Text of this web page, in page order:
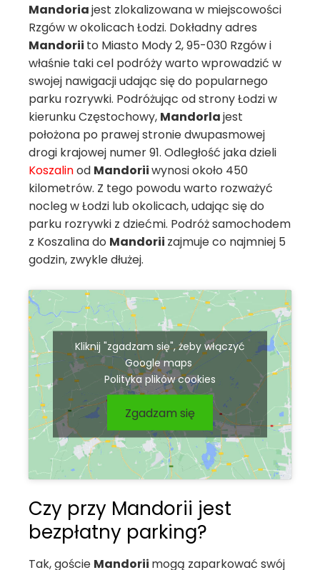
Mandoriajest zlokalizowana w miejscowości
Rzgów w okolicach Łodzi. Dokładny adres
Mandorii to Miasto Mody 2, 95-030 Rzgów i
właśnie taki cel podróży warto wprowadzić w
swojej nawigacji udając się do popularnego
parku rozrywki. Podróżując od strony Łodzi w
kierunku Częstochowy, Mandorlajest
położona po prawej stronie dwupasmowej
drogi krajowej numer 91. Odległość jaka dzieli
Koszalinod Mandoriiwynosi około 450
kilometrów. Z tego powodu warto rozważyć
nocleg w Łodzi lub okolicach, udając się do
parku rozrywki z dziećmi. Podróż samochodem
z Koszalina do Mandorii zajmuje co najmniej 5
godzin, zwykle dłużej.
Kliknij "zgadzam się", żeby włączyć
Google maps
Polityka plików cookies
Zgadzam się
Czy przy Mandorii jest
bezpłatny parking?
Tak, goście Mandorii mogą zaparkować swój